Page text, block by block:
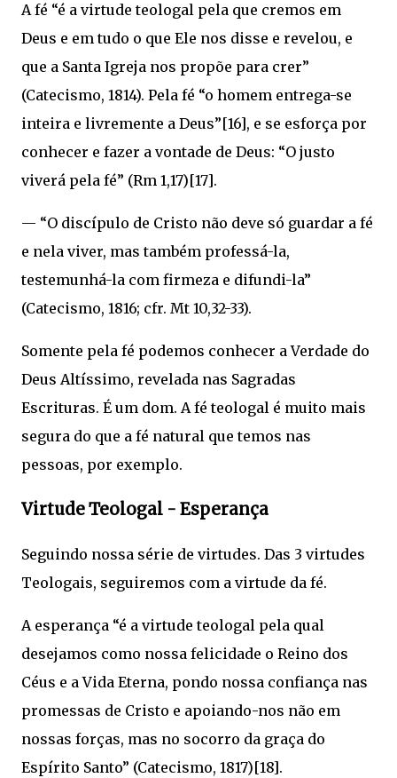
A fé “é a virtude teologal pela que cremos em
Deus e em tudo o que Ele nos disse e revelou, e
que a Santa Igreja nos propõe para crer”
(Catecismo, 1814). Pela fé “o homem entrega-se
inteira e livremente a Deus”[16], e se esforça por
conhecer e fazer a vontade de Deus: “O justo
viverá pela fé” (Rm 1,17)[17].
— “O discípulo de Cristo não deve só guardar a fé
e nela viver, mas também professá-la,
testemunhá-la com firmeza e difundi-la”
(Catecismo, 1816; cfr. Mt 10,32-33).
Somente pela fé podemos conhecer a Verdade do
Deus Altíssimo, revelada nas Sagradas
Escrituras. É um dom. A fé teologal é muito mais
segura do que a fé natural que temos nas
pessoas, por exemplo.
Virtude Teologal - Esperança
Seguindo nossa série de virtudes. Das 3 virtudes
Teologais, seguiremos com a virtude da fé.
A esperança “é a virtude teologal pela qual
desejamos como nossa felicidade o Reino dos
Céus e a Vida Eterna, pondo nossa confiança nas
promessas de Cristo e apoiando-nos não em
nossas forças, mas no socorro da graça do
Espírito Santo” (Catecismo, 1817)[18].